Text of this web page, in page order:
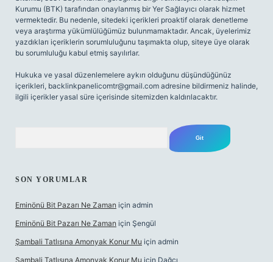
Kurumu (BTK) tarafından onaylanmış bir Yer Sağlayıcı olarak hizmet
vermektedir. Bu nedenle, sitedeki içerikleri proaktif olarak denetleme
veya araştırma yükümlülüğümüz bulunmamaktadır. Ancak, üyelerimiz
yazdıkları içeriklerin sorumluluğunu taşımakta olup, siteye üye olarak
bu sorumluluğu kabul etmiş sayılırlar.
Hukuka ve yasal düzenlemelere aykırı olduğunu düşündüğünüz
içerikleri, backlinkpanelicomtr@gmail.com adresine bildirmeniz halinde,
ilgili içerikler yasal süre içerisinde sitemizden kaldırılacaktır.
SON YORUMLAR
Eminönü Bit Pazarı Ne Zaman için admin
Eminönü Bit Pazarı Ne Zaman için Şengül
Şambali Tatlısına Amonyak Konur Mu için admin
Şambali Tatlısına Amonyak Konur Mu için Dağcı